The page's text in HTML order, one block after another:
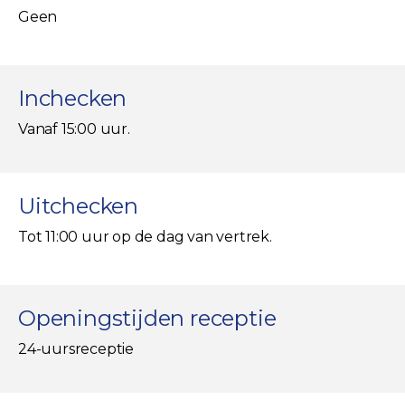
Geen
Inchecken
Vanaf 15:00 uur.
Uitchecken
Tot 11:00 uur op de dag van vertrek.
Openingstijden receptie
24-uursreceptie